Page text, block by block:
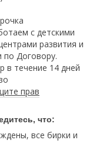
с детскими
развития и
по Договору.
в течение 14 дней
прав
что:
все бирки и